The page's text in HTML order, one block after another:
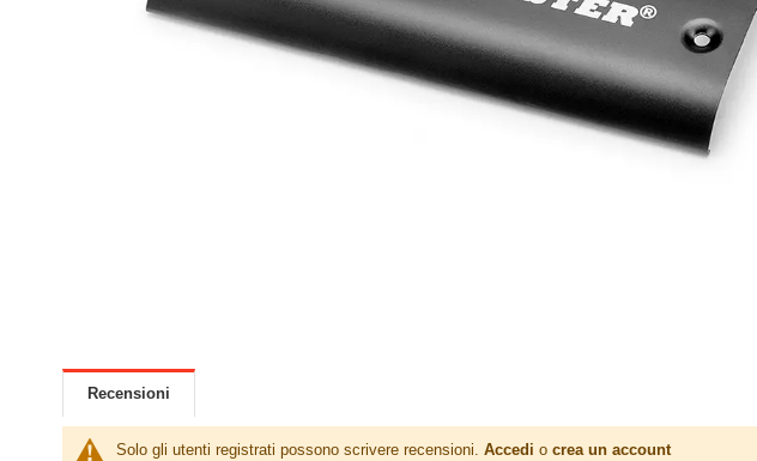
Recensioni
Solo gli utenti registrati possono scrivere recensioni. Accedi o crea un account